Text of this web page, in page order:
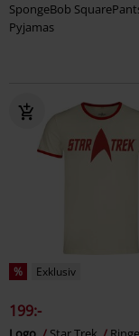
SpongeBob
Pyjamas
% Exklusiv
199:-